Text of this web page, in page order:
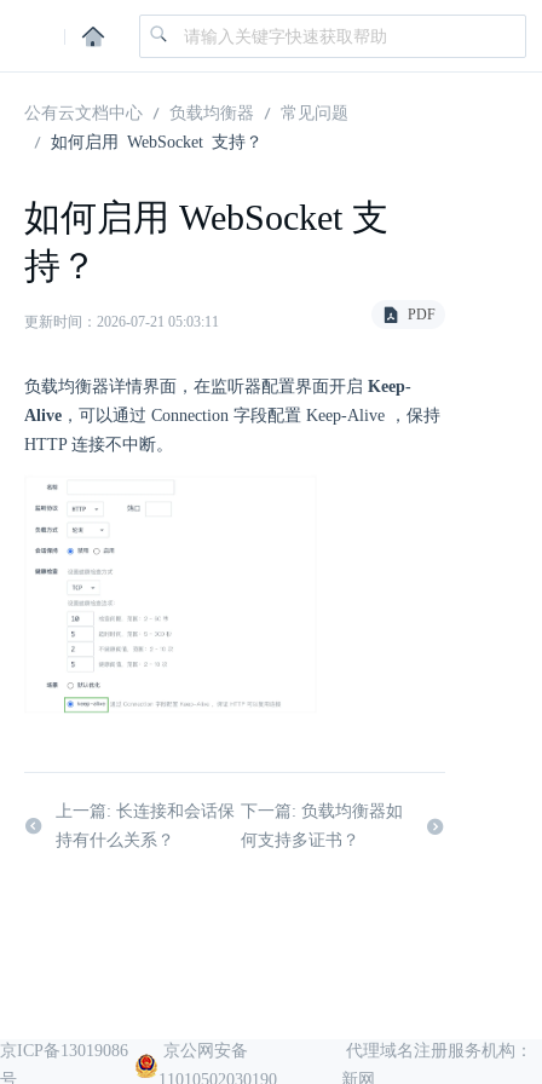
|
公有云文档中心 负载均衡器
常见问题
如何启用 WebSocket 支持？
如何启用 WebSocket 支
持？
更新时间：2026-07-21 05:03:11 PDF
负载均衡器详情界面，在监听器配置界面开启 Keep-
Alive ，可以通过 Connection 字段配置 Keep-Alive ，保持
HTTP 连接不中断。
上一篇: 长连接和会话保
持有什么关系？
下一篇: 负载均衡器如
何支持多证书？
京ICP备13019086
号
京公网安备
11010502030190
代理域名注册服务机构：
新网